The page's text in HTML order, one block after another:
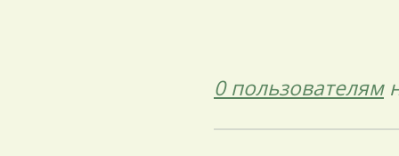
0 пользователям